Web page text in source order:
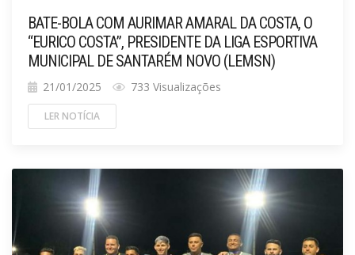
BATE-BOLA COM AURIMAR AMARAL DA COSTA, O
“EURICO COSTA”, PRESIDENTE DA LIGA ESPORTIVA
MUNICIPAL DE SANTARÉM NOVO (LEMSN)
21/01/2025 733 Visualizações
LER NOTÍCIA